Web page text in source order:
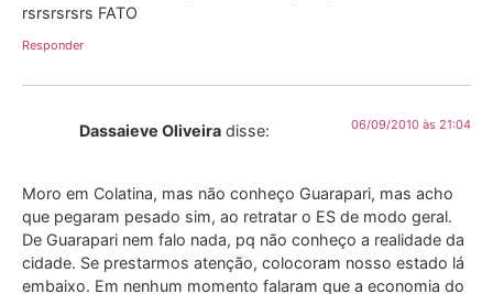
rsrsrsrsrs FATO
Responder
Dassaieve Oliveira disse: 06/09/2010 às 21:04
Moro em Colatina, mas não conheço Guarapari, mas acho
que pegaram pesado sim, ao retratar o ES de modo geral.
De Guarapari nem falo nada, pq não conheço a realidade da
cidade. Se prestarmos atenção, colocoram nosso estado lá
embaixo. Em nenhum momento falaram que a economia do